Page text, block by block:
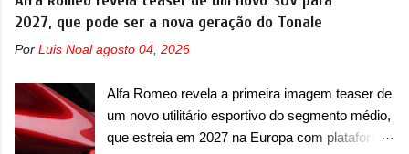
I-Pace (primeiro elétrico da Jaguar), o Type 01
ganhou uma série de aprimoramentos pelas
equipe campeã mundial de carros elétricos. A
marca comentou que o novo carro elétrico da
marca terá inversores ...
superesportivo que terá uma proposta off-road
assim como outros esportivos recentemente
tiveram, como o Porsche 911 Dakar e o...
italiano tem grande parte no desenvolvimento
do Dune. Baseado no Huracán, o Dune nasce
com uma proposta similar ao que a marca
2027, que pode ser a nova geração do Tonale
Por Luis Noal agosto 04, 2026
Alfa Romeo revela a primeira imagem teaser de
um novo utilitário esportivo do segmento médio,
que estreia em 2027 na Europa com plataforma